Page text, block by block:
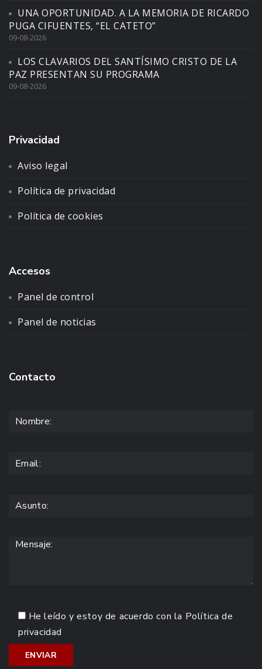
UNA OPORTUNIDAD. A LA MEMORIA DE RICARDO
PUGA CIFUENTES, “EL CATETO”
09-08-2026
LOS CLAVARIOS DEL SANTÍSIMO CRISTO DE LA
PAZ PRESENTAN SU PROGRAMA
09-08-2026
Privacidad
Aviso legal
Política de privacidad
Política de cookies
Accesos
Panel de control
Panel de noticias
Contacto
He leído y estoy de acuerdo con la Política de
privacidad